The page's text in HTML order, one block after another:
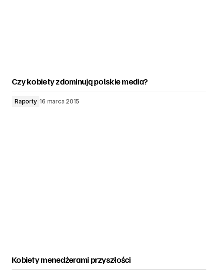
Czy kobiety zdominują polskie media?
Raporty 16 marca 2015
Kobiety menedżerami przyszłości